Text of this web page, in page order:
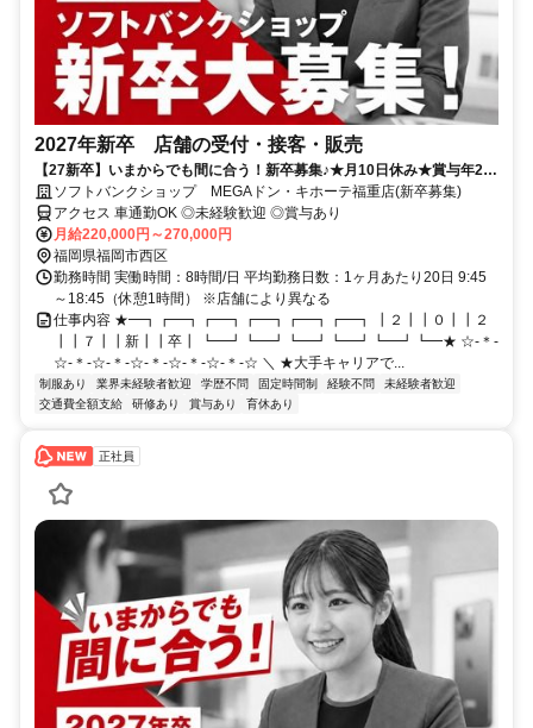
2027年新卒 店舗の受付・接客・販売
【27新卒】いまからでも間に合う！新卒募集♪★月10日休み★賞与年2
回！充実の研修制度でフォローもバッチリ◎
ソフトバンクショップ MEGAドン・キホーテ福重店(新卒募集)
アクセス 車通勤OK ◎未経験歓迎 ◎賞与あり
月給220,000円～270,000円
福岡県福岡市西区
勤務時間 実働時間：8時間/日 平均勤務日数：1ヶ月あたり20日 9:45
～18:45（休憩1時間） ※店舗により異なる
仕事内容 ★━┓┏━┓┏━┓┏━┓┏━┓┏━┓ ┃２┃┃０┃┃２
┃┃７┃┃新┃┃卒┃ ┗━┛┗━┛┗━┛┗━┛┗━┛┗━★ ☆-＊-
☆-＊-☆-＊-☆-＊-☆-＊-☆-＊-☆ ＼ ★大手キャリアで...
制服あり 業界未経験者歓迎 学歴不問 固定時間制 経験不問
未経験者歓迎
交通費全額支給
研修あり 賞与あり 育休あり
正社員